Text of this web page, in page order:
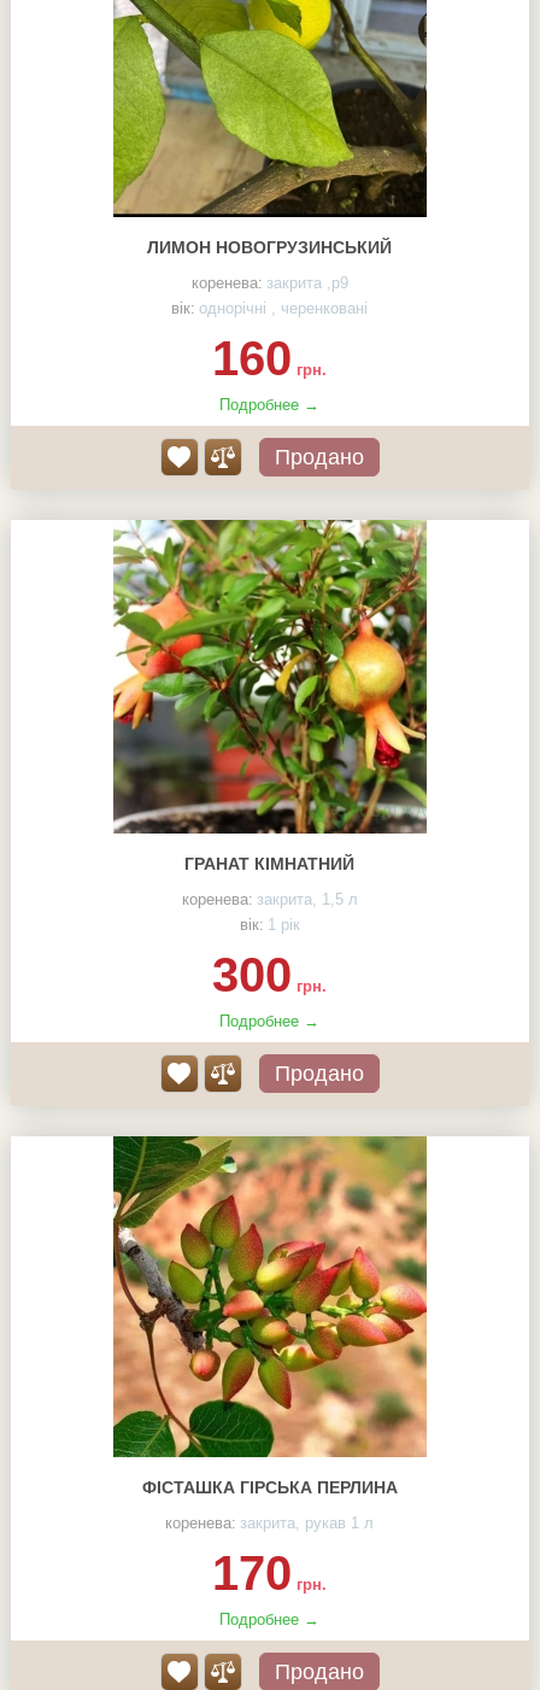
ЛИМОН НОВОГРУЗИНСЬКИЙ
коренева: закрита ,р9
вік: однорічні , черенковані
160 грн.
Подробнее →
Продано
ГРАНАТ КІМНАТНИЙ
коренева: закрита, 1,5 л
вік: 1 рік
300 грн.
Подробнее →
Продано
ФІСТАШКА ГІРСЬКА ПЕРЛИНА
коренева: закрита, рукав 1 л
170 грн.
Подробнее →
Продано